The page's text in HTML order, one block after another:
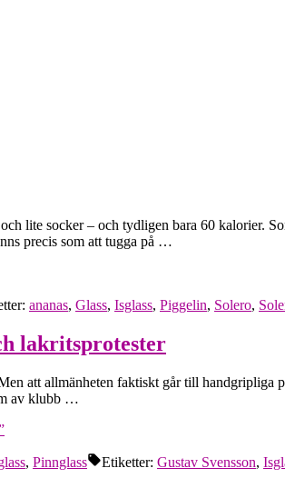
lite socker – och tydligen bara 60 kalorier.
precis som att tugga på …
ananas, Glass, Isglass, Piggelin, Solero,
lakritsprotester
att allmänheten faktiskt går till handgripliga
av klubb …
, Pinnglass Etiketter: Gustav Svensson,